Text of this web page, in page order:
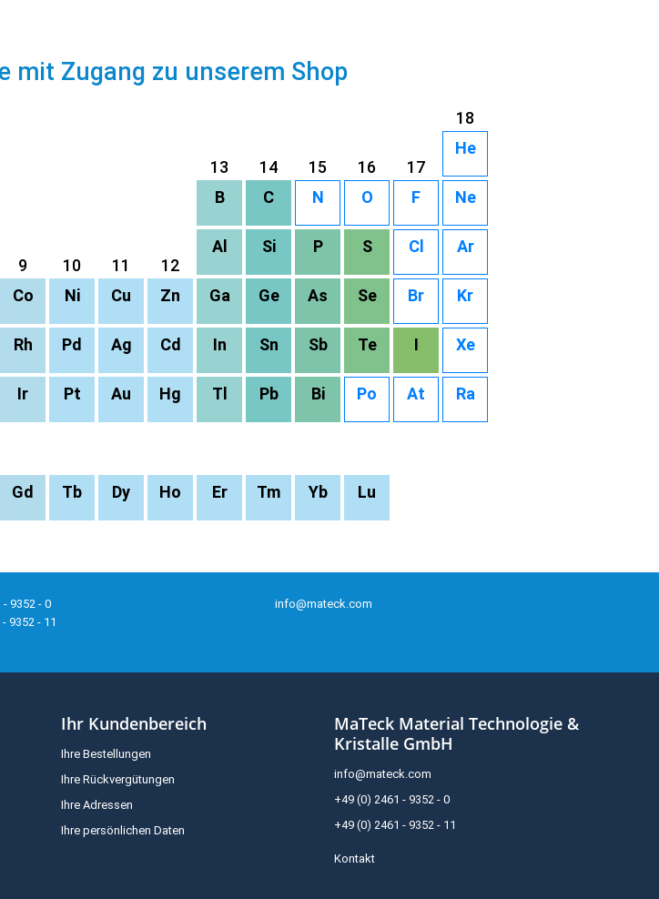
mit Zugang zu unserem Shop
18
13 14 15 16 17
He
B C N O F Ne
9 10 11 12
Al Si P S Cl Ar
Co Ni Cu Zn Ga Ge As Se Br Kr
Rh Pd Ag Cd In Sn Sb Te I Xe
Ir Pt Au Hg Tl Pb Bi Po At Ra
Gd Tb Dy Ho Er Tm Yb Lu
- 9352 - 0
9352 - 11
info@mateck.com
Ihr Kundenbereich
Ihre Bestellungen
Ihre Rückvergütungen
Ihre Adressen
Ihre persönlichen Daten
MaTeck Material Technologie &
Kristalle GmbH
info@mateck.com
+49 (0) 2461 - 9352 - 0
+49 (0) 2461 - 9352 - 11
Kontakt